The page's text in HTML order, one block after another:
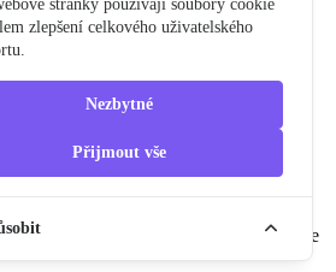
praxi
serveru mohou být publikovány pouze
stránky používají soubory cookie
zlepšení celkového uživatelského
Nezbytné
Přijmout vše